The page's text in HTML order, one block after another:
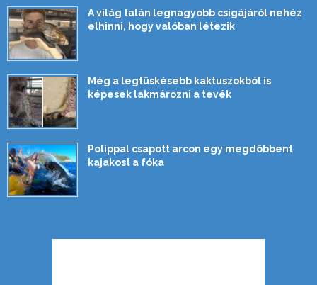
A világ talán legnagyobb csigájáról nehéz
elhinni, hogy valóban létezik
Még a legtüskésebb kaktuszokból is
képesek lakmározni a tevék
Polippal csapott arcon egy megdöbbent
kajakost a fóka